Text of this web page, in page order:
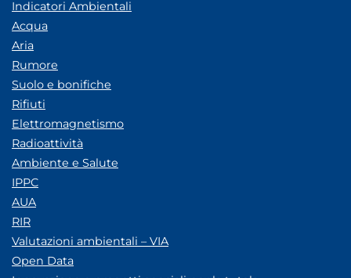
Indicatori Ambientali
Acqua
Aria
Rumore
Suolo e bonifiche
Rifiuti
Elettromagnetismo
Radioattività
Ambiente e Salute
IPPC
AUA
RIR
Valutazioni ambientali – VIA
Open Data